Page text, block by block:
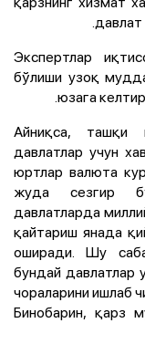
Экспертлар
бўлиши узоқ
юзага
Айниқса, ташқи
давлатлар учун
юртлар валюта
жуда сезгир
давлатларда
қайтариш янада
оширади. Шу
бундай давлатлар
чораларини ишлаб
Бинобарин, қарз